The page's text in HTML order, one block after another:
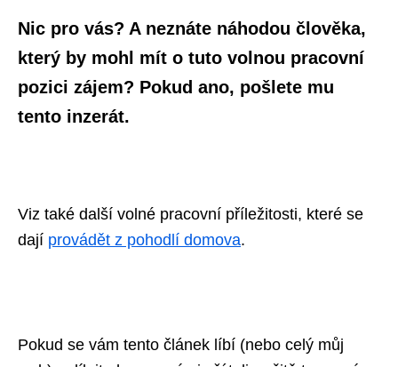
Nic pro vás? A neznáte náhodou člověka,
který by mohl mít o tuto volnou pracovní
pozici zájem? Pokud ano, pošlete mu
tento inzerát.
Viz také další volné pracovní příležitosti, které se
dají provádět z pohodlí domova.
Pokud se vám tento článek líbí (nebo celý můj